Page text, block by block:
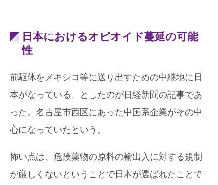
日本におけるオピオイド蔓延の可能
性
前駆体をメキシコ等に送り出すための中継地に日
本がなっている、としたのが日経新聞の記事であ
った。名古屋市西区にあった中国系企業がその中
心になっていたという。
怖い点は、危険薬物の原料の輸出入に対する規制
が厳しくないということで日本が選ばれたことで